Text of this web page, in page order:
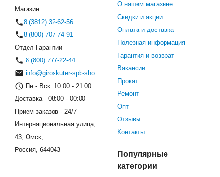
Магазин
8 (3812) 32-62-56
8 (800) 707-74-91
Отдел Гарантии
8 (800) 777-22-44
info@giroskuter-spb-shop.ru
Пн.- Вск. 10:00 - 21:00
Доставка - 08:00 - 00:00
Прием заказов - 24/7
Интернациональная улица,
43, Омск,
Россия, 644043
О нашем магазине
Скидки и акции
Оплата и доставка
Полезная информация
Гарантия и возврат
Вакансии
Прокат
Ремонт
Опт
Отзывы
Контакты
Популярные
категории